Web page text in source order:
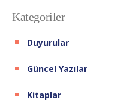
Kategoriler
Duyurular
Güncel Yazılar
Kitaplar